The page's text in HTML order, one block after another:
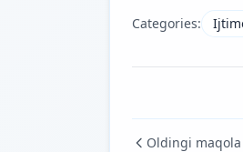
Categories:
Oldingi maqola